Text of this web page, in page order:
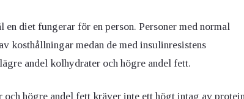
diet fungerar för en person. Personer med normal
kosthållningar medan de med insulinresistens
andel kolhydrater och högre andel fett.
högre andel fett kräver inte ett högt intag av